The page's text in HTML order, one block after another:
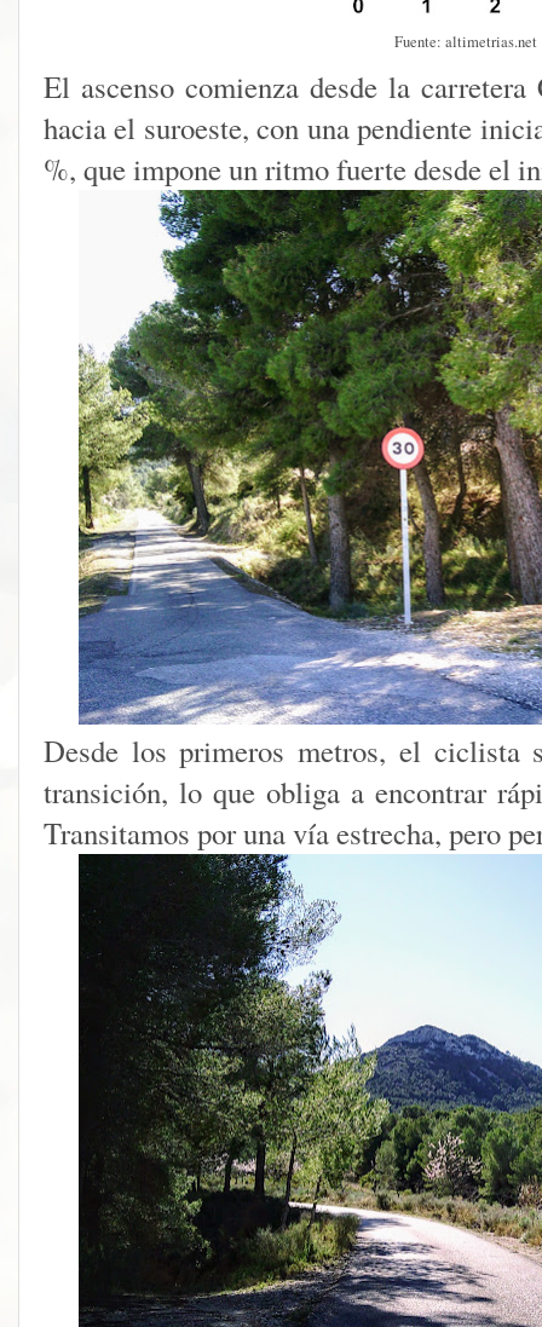
Fuente: altimetrias.net
El ascenso comienza desde la
hacia el suroeste, con una pendiente
%, que impone un ritmo fuerte desde el
Desde los primeros metros, el ciclista
transición, lo que obliga a encontrar
Transitamos por una vía estrecha, pero